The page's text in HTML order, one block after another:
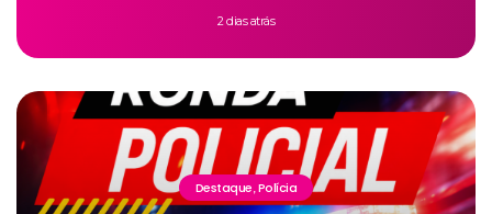
2 dias atrás
Destaque,Polícia